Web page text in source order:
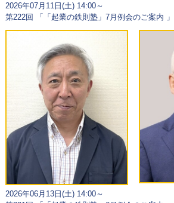
2026年07月11日(土) 14:00～
第222回 「「起業の鉄則塾」7月例会のご案内 」
2026年06月13日(土) 14:00～